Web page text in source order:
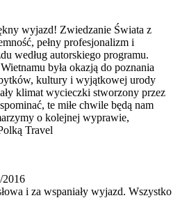
wyjazd! Zwiedzanie Świata z
pełny profesjonalizm i
według autorskiego programu.
była okazją do poznania
kultury i wyjątkowej urody
klimat wycieczki stworzony przez
te miłe chwile będą nam
o kolejnej wyprawie,
Travel
i za wspaniały wyjazd. Wszystko